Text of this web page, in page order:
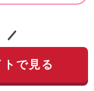
で見る